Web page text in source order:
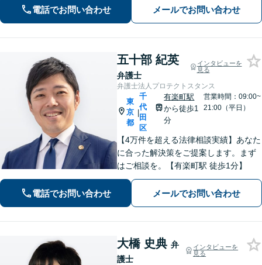
が何よりも重要ですので、お早めにご
相談ください。【事前予約で、休日・
電話でお問い合わせ メールでお問い合わせ
五十部 紀英
弁護士
インタビューを
見る
弁護士法人プロテクトスタンス
東
京
都
|
千
代
田
区
有楽町駅
から徒歩1
分
営業時間：09:00~
21:00（平日）
【4万件を超える法律相談実績】あなた
に合った解決策をご提案します。まず
はご相談を。【有楽町駅 徒歩1分】
電話でお問い合わせ メールでお問い合わせ
大橋 史典 弁
護士
インタビューを
見る